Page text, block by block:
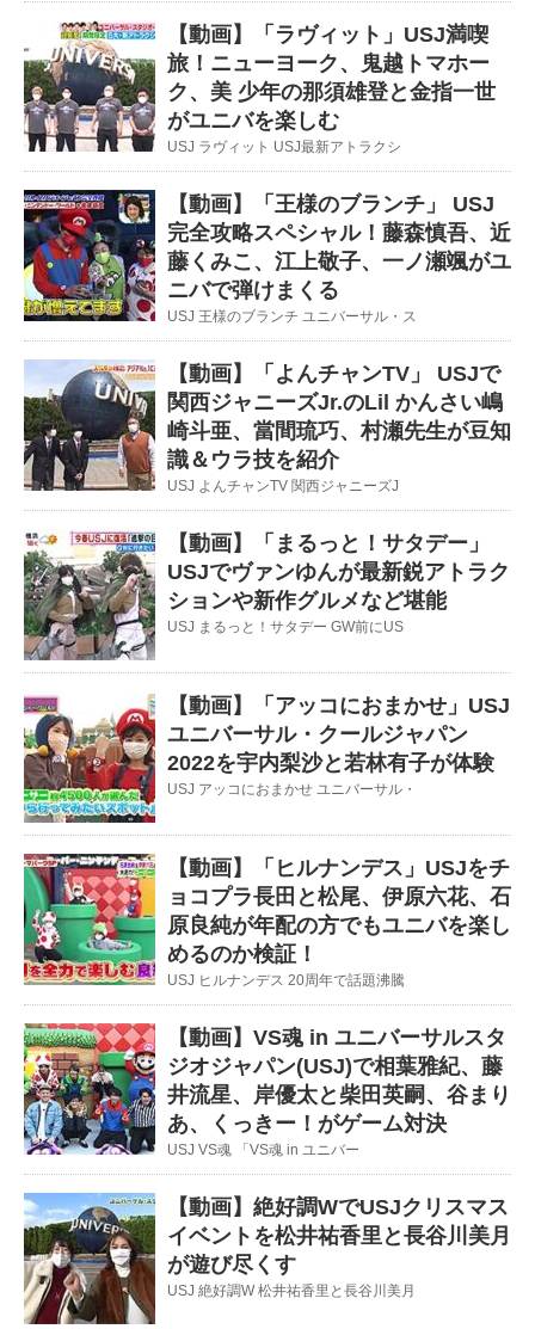
【動画】「ラヴィット」USJ満喫
旅！ニューヨーク、鬼越トマホー
ク、美 少年の那須雄登と金指一世
がユニバを楽しむ
USJ ラヴィット USJ最新アトラクシ
【動画】「王様のブランチ」 USJ
完全攻略スペシャル！藤森慎吾、近
藤くみこ、江上敬子、一ノ瀬颯がユ
ニバで弾けまくる
USJ 王様のブランチ ユニバーサル・ス
【動画】「よんチャンTV」 USJで
関西ジャニーズJr.のLil かんさい嶋
崎斗亜、當間琉巧、村瀬先生が豆知
識＆ウラ技を紹介
USJ よんチャンTV 関西ジャニーズJ
【動画】「まるっと！サタデー」
USJでヴァンゆんが最新鋭アトラク
ションや新作グルメなど堪能
USJ まるっと！サタデー GW前にUS
【動画】「アッコにおまかせ」USJ
ユニバーサル・クールジャパン
2022を宇内梨沙と若林有子が体験
USJ アッコにおまかせ ユニバーサル・
【動画】「ヒルナンデス」USJをチ
ョコプラ長田と松尾、伊原六花、石
原良純が年配の方でもユニバを楽し
めるのか検証！
USJ ヒルナンデス 20周年で話題沸騰
【動画】VS魂 in ユニバーサルスタ
ジオジャパン(USJ)で相葉雅紀、藤
井流星、岸優太と柴田英嗣、谷まり
あ、くっきー！がゲーム対決
USJ VS魂 「VS魂 in ユニバー
【動画】絶好調WでUSJクリスマス
イベントを松井祐香里と長谷川美月
が遊び尽くす
USJ 絶好調W 松井祐香里と長谷川美月